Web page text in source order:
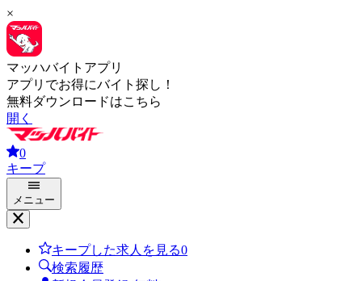
×
マッハバイトアプリ
アプリでお得にバイト探し！
無料ダウンロードはこちら
開く
0
キープ
メニュー
キープした求人を見る0
検索履歴